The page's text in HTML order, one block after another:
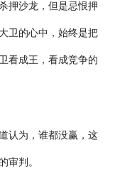
押沙龙，但是忌恨押
卫的心中，始终是把
看成王，看成竞争的
认为，谁都没赢，这
审判。